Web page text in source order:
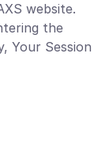
website.
the
Your Session